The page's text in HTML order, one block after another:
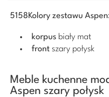
5158Kolory zestawu
korpus biały mat
front szary
Meble kuchenne
Aspen szary połysk